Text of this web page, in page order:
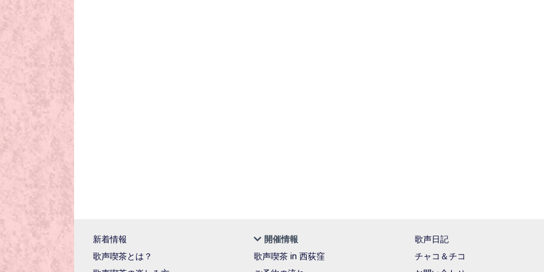
新着情報
歌声喫茶とは？
開催情報
歌声喫茶 in 西荻窪
歌声日記
チャコ＆チコ